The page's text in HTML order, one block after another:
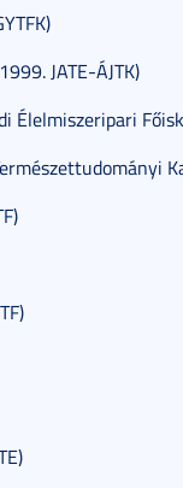
JATE-ÁJTK)
Élelmiszeripari